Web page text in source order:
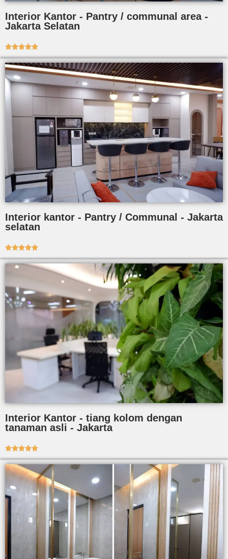
Interior Kantor - Pantry / communal area -
Jakarta Selatan

Interior kantor - Pantry / Communal - Jakarta
selatan

Interior Kantor - tiang kolom dengan
tanaman asli - Jakarta
